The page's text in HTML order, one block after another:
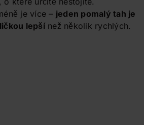
je více – jeden pomalý tah je
lepšínež několik rychlých.